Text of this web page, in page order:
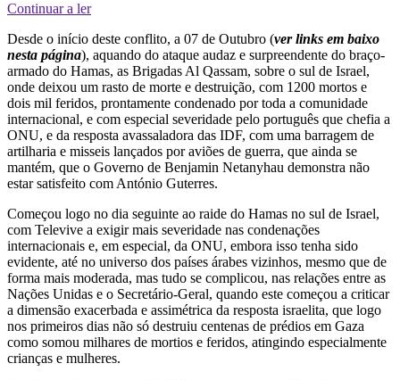
Continuar a ler
Desde o início deste conflito, a 07 de Outubro (ver links em baixo
nesta página), aquando do ataque audaz e surpreendente do braço-
armado do Hamas, as Brigadas Al Qassam, sobre o sul de Israel,
onde deixou um rasto de morte e destruição, com 1200 mortos e
dois mil feridos, prontamente condenado por toda a comunidade
internacional, e com especial severidade pelo português que chefia a
ONU, e da resposta avassaladora das IDF, com uma barragem de
artilharia e misseis lançados por aviões de guerra, que ainda se
mantém, que o Governo de Benjamin Netanyhau demonstra não
estar satisfeito com António Guterres.
Começou logo no dia seguinte ao raide do Hamas no sul de Israel,
com Televive a exigir mais severidade nas condenações
internacionais e, em especial, da ONU, embora isso tenha sido
evidente, até no universo dos países árabes vizinhos, mesmo que de
forma mais moderada, mas tudo se complicou, nas relações entre as
Nações Unidas e o Secretário-Geral, quando este começou a criticar
a dimensão exacerbada e assimétrica da resposta israelita, que logo
nos primeiros dias não só destruiu centenas de prédios em Gaza
como somou milhares de mortios e feridos, atingindo especialmente
crianças e mulheres.